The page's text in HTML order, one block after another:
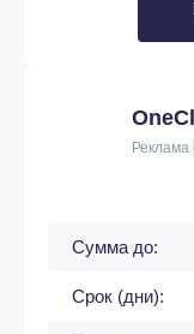
Сумма до:
Срок (дни):